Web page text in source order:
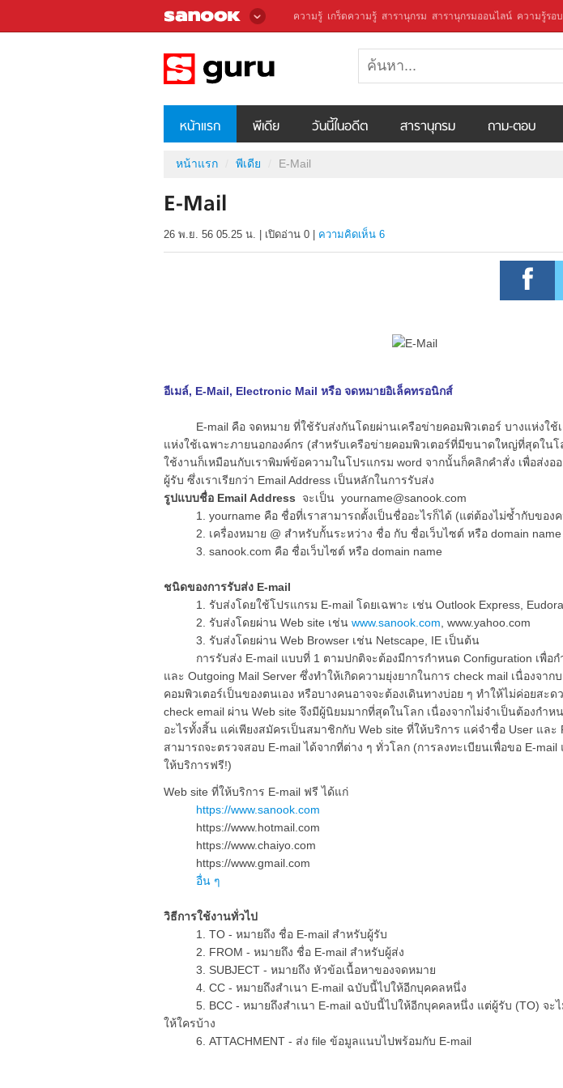
ความรู้ เกร็ดความรู้ สารานุกรม สารานุกรมออนไลน์ ความรู้รอ
หน้าแรก พีเดีย วันนี้ในอดีต สารานุกรม ถาม-ตอบ
หน้าแรก พีเดีย E-Mail
E-Mail
26 พ.ย. 56 05.25 น. เปิดอ่าน 0 ความคิดเห็น 6
อีเมล์, E-Mail, Electronic Mail หรือ จดหมายอิเล็คทรอนิกส์
E-mail คือ จดหมาย ที่ใช้รับส่งกันโดยผ่านเครือข่ายคอมพิวเตอร์ บางแห่งใช้
แห่งใช้เฉพาะภายนอกองค์กร (สำหรับเครือข่ายคอมพิวเตอร์ที่มีขนาดใหญ่ที่สุดในโ
ใช้งานก็เหมือนกับเราพิมพ์ข้อความในโปรแกรม word จากนั้นก็คลิกคำสั่ง เพื่อส่งอ
ผู้รับ ซึ่งเราเรียกว่า Email Address เป็นหลักในการรับส่ง
รูปแบบชื่อ Email Address จะเป็น yourname@sanook.com
1. yourname คือ ชื่อที่เราสามารถตั้งเป็นชื่ออะไรก็ได้ (แต่ต้องไม่ซ้ำกับของ
2. เครื่องหมาย @ สำหรับกั้นระหว่าง ชื่อ กับ ชื่อเว็บไซต์ หรือ domain name
3. sanook.com คือ ชื่อเว็บไซต์ หรือ domain name
ชนิดของการรับส่ง E-mail
1. รับส่งโดยใช้โปรแกรม E-mail โดยเฉพาะ เช่น Outlook Express, Eudora
2. รับส่งโดยผ่าน Web site เช่น www.sanook.com, www.yahoo.com
3. รับส่งโดยผ่าน Web Browser เช่น Netscape, IE เป็นต้น
การรับส่ง E-mail แบบที่ 1 ตามปกติจะต้องมีการกำหนด Configuration เพื่อก
และ Outgoing Mail Server ซึ่งทำให้เกิดความยุ่งยากในการ check mail เนื่องจาก
คอมพิวเตอร์เป็นของตนเอง หรือบางคนอาจจะต้องเดินทางบ่อย ๆ ทำให้ไม่ค่อยสะ
check email ผ่าน Web site จึงมีผู้นิยมมากที่สุดในโลก เนื่องจากไม่จำเป็นต้องกำห
อะไรทั้งสิ้น แค่เพียงสมัครเป็นสมาชิกกับ Web site ที่ให้บริการ แค่จำชื่อ User และ
สามารถจะตรวจสอบ E-mail ได้จากที่ต่าง ๆ ทั่วโลก (การลงทะเบียนเพื่อขอ E-
ให้บริการฟรี!)
Web site ที่ให้บริการ E-mail ฟรี ได้แก่
https://www.sanook.com
https://www.hotmail.com
https://www.chaiyo.com
https://www.gmail.com
อื่น ๆ
วิธีการใช้งานทั่วไป
1. TO - หมายถึง ชื่อ E-mail สำหรับผู้รับ
2. FROM - หมายถึง ชื่อ E-mail สำหรับผู้ส่ง
3. SUBJECT - หมายถึง หัวข้อเนื้อหาของจดหมาย
4. CC - หมายถึงสำเนา E-mail ฉบับนี้ไปให้อีกบุคคลหนึ่ง
5. BCC - หมายถึงสำเนา E-mail ฉบับนี้ไปให้อีกบุคคลหนึ่ง แต่ผู้รับ (TO) จะไ
ให้ใครบ้าง
6. ATTACHMENT - ส่ง file ข้อมูลแนบไปพร้อมกับ E-mail